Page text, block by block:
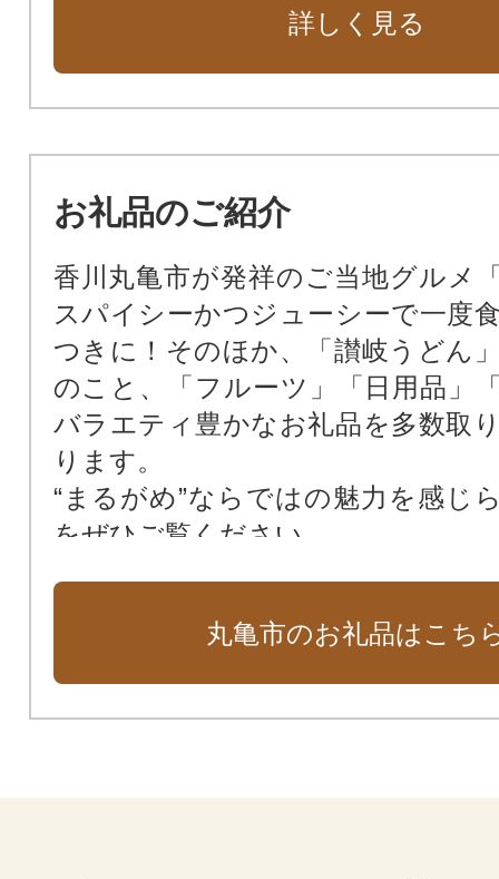
日本遺産「せとうち石の島」を後
島振興に資する事業
詳しく見る
お礼品のご紹介
香川丸亀市が発祥のご当地グルメ
スパイシーかつジューシーで一度
つきに！そのほか、「讃岐うどん
のこと、「フルーツ」「日用品」
バラエティ豊かなお礼品を多数取
ります。
“まるがめ”ならではの魅力を感じ
をぜひご覧ください。
丸亀市のお礼品はこち